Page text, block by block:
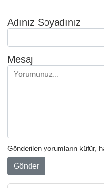
Adınız Soyadınız
Mesaj
Gönderilen yorumların küfür,
Gönder